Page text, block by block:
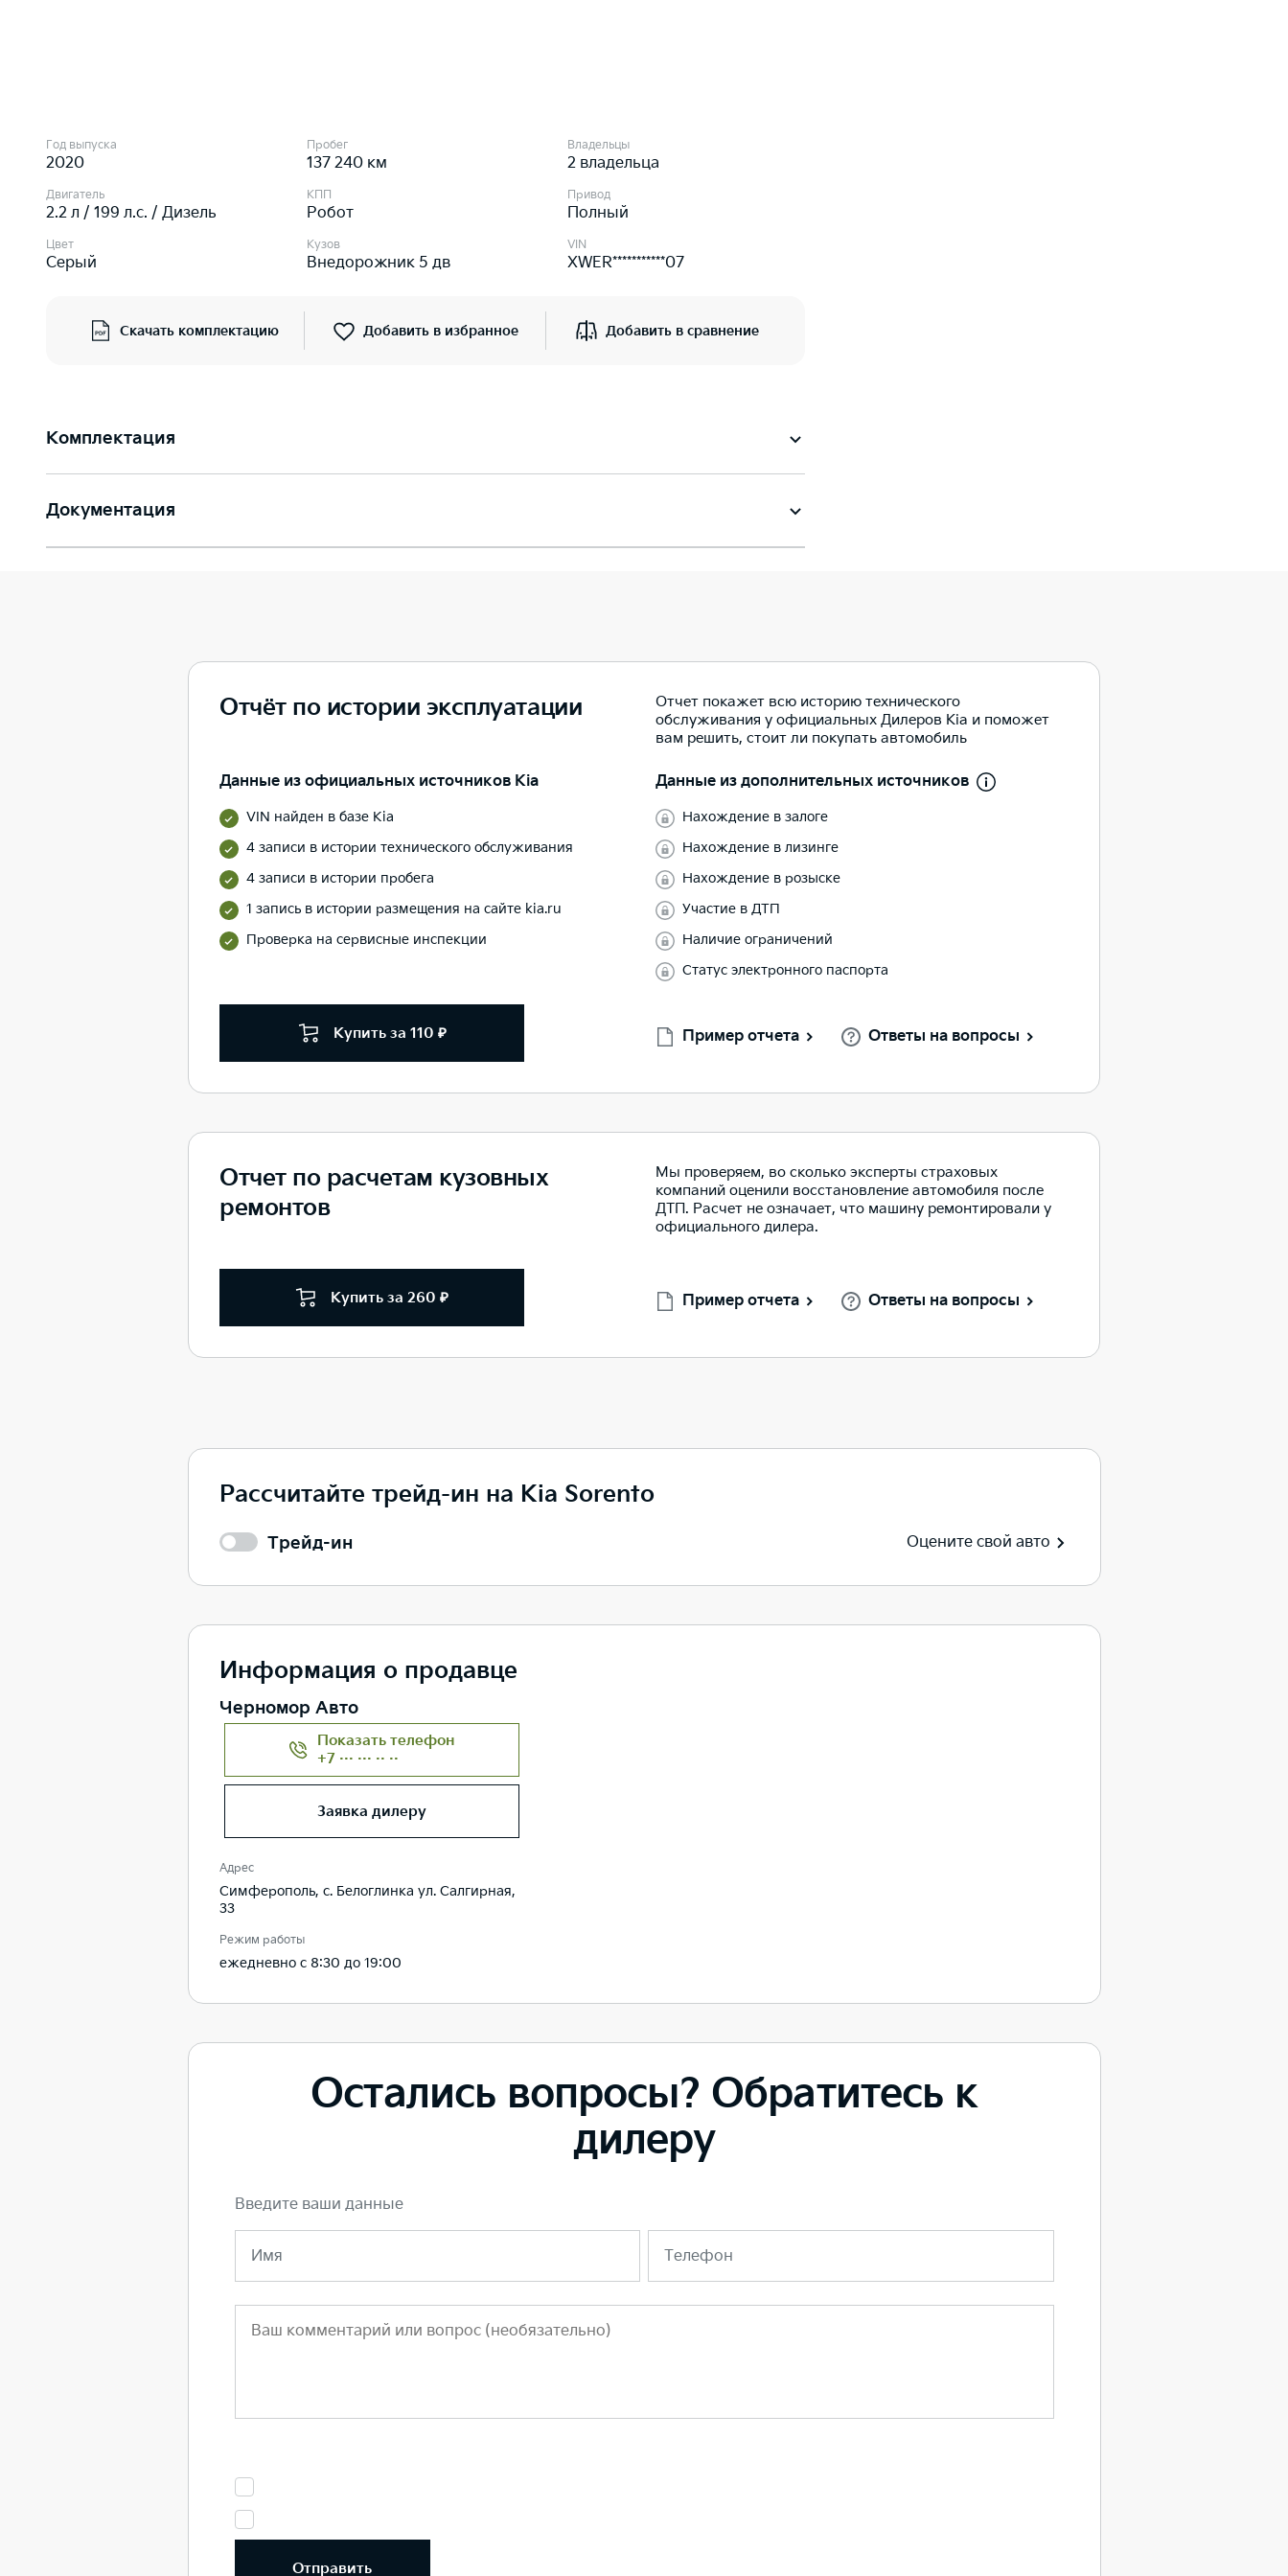
Год выпуска
2020
Пробег
137 240 км
Владельцы
2 владельца
Двигатель
2.2 л / 199 л.c. / Дизель
КПП
Робот
Привод
Полный
Цвет
Серый
Кузов
Внедорожник 5 дв
VIN
XWER***********07
Скачать комплектацию Добавить в избранное Добавить в сравнение
Комплектация
Документация
Отчёт по истории эксплуатации
Отчет покажет всю историю технического
обслуживания у официальных Дилеров Kia и поможет
вам решить, стоит ли покупать автомобиль
Данные из официальных источников Kia
VIN найден в базе Kia
4 записи в истории технического обслуживания
4 записи в истории пробега
1 запись в истории размещения на сайте kia.ru
Проверка на сервисные инспекции
Данные из дополнительных источников
Нахождение в залоге
Нахождение в лизинге
Нахождение в розыске
Участие в ДТП
Наличие ограничений
Статус электронного паспорта
Пример отчета Ответы на вопросы
Купить за 110 ₽
Отчет по расчетам кузовных
ремонтов
Мы проверяем, во сколько эксперты страховых
компаний оценили восстановление автомобиля после
ДТП. Расчет не означает, что машину ремонтировали у
официального дилера.
Пример отчета Ответы на вопросы
Купить за 260 ₽
Рассчитайте трейд-ин на Kia Sorento
Трейд-ин Оцените свой авто
Информация о продавце
Черномор Авто
Показать телефон
+7 ··· ··· ·· ··
Заявка дилеру
Адрес
Симферополь, с. Белоглинка ул. Салгирная,
33
Режим работы
ежедневно с 8:30 до 19:00
Остались вопросы? Обратитесь к
дилеру
Введите ваши данные
Имя Телефон
Отправить